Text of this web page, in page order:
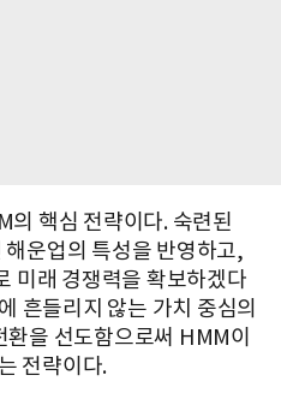
의 핵심 전략이다. 숙련된
운업의 특성을 반영하고,
미래 경쟁력을 확보하겠다
흔들리지 않는 가치 중심의
을 선도함으로써 HMM이
전략이다.